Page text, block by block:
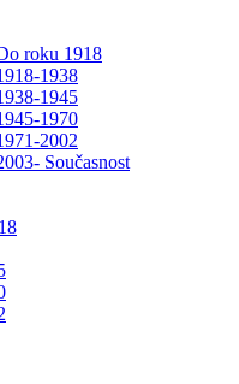
roku 1918
1938
1945
1970
2002
Současnost